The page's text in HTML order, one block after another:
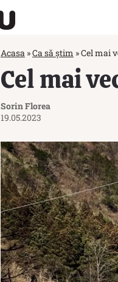
Acasa »Ca să știm »Cel mai
Cel mai
Sorin Florea
19.05.2023